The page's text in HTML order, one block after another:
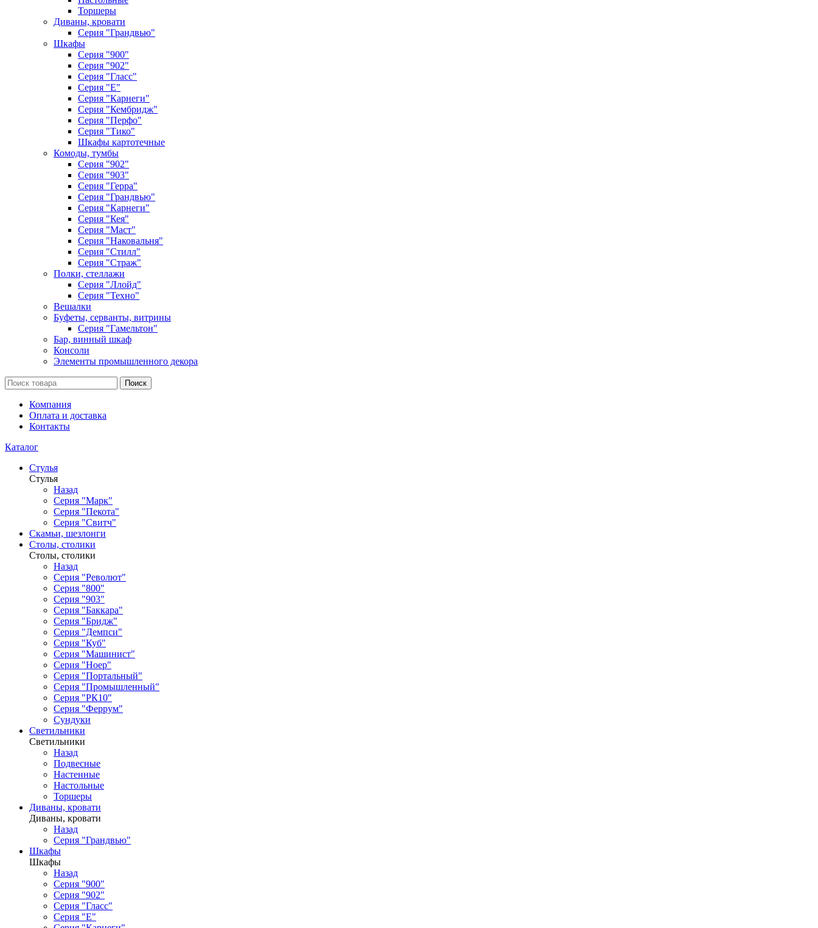
Торшеры
Диваны, кровати
Серия "Грандвью"
Шкафы
Серия "900"
Серия "902"
Серия "Гласс"
Серия "Е"
Серия "Карнеги"
Серия "Кембридж"
Серия "Перфо"
Серия "Тико"
Шкафы картотечные
Комоды, тумбы
Серия "902"
Серия "903"
Серия "Герра"
Серия "Грандвью"
Серия "Карнеги"
Серия "Кея"
Серия "Маст"
Серия "Наковальня"
Серия "Стилл"
Серия "Страж"
Полки, стеллажи
Серия "Ллойд"
Серия "Техно"
Вешалки
Буфеты, серванты, витрины
Серия "Гамельтон"
Бар, винный шкаф
Консоли
Элементы промышленного декора
Поиск
Компания
Оплата и доставка
Контакты
Каталог
Стулья
Стулья
Назад
Серия "Марк"
Серия "Пекота"
Серия "Свитч"
Скамьи, шезлонги
Столы, столики
Столы, столики
Назад
Серия "Револют"
Серия "800"
Серия "903"
Серия "Баккара"
Серия "Бридж"
Серия "Демпси"
Серия "Куб"
Серия "Машинист"
Серия "Ноер"
Серия "Портальный"
Серия "Промышленный"
Серия "РК10"
Серия "Феррум"
Сундуки
Светильники
Светильники
Назад
Подвесные
Настенные
Настольные
Торшеры
Диваны, кровати
Диваны, кровати
Назад
Серия "Грандвью"
Шкафы
Шкафы
Назад
Серия "900"
Серия "902"
Серия "Гласс"
Серия "Е"